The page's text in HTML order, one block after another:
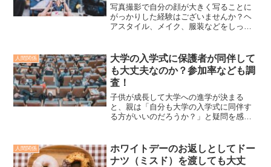
写真撮影で自分の顔が大きく写ることに
がっかりした経験はございませんか？ヘ
アスタイル、メイク、服装などをしっか
して私の顔がこんなにも膨らんで見える
のか？」と戸惑ったことが...
人間関係
大学の入学式に保護者が同伴して
も大丈夫なのか？参加率なども調
査！
子供が成長して大学への進学が決まる
と、親は「自分も大学の入学式に同伴す
る方がいいのだろうか？」と疑問を感じ
の入学式に保護者が同伴することは過保
護なのではないか？」と見な...
人間関係
ホワイトデーのお返しとしてドー
ナツ（ミスド）を渡しても大丈